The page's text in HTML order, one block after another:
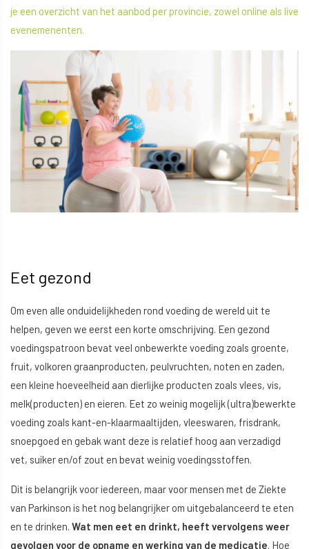
je een overzicht van het aanbod per provincie, zowel online als live
evenemenenten.
Eet gezond
Om even alle onduidelijkheden rond voeding de wereld uit te
helpen, geven we eerst een korte omschrijving. Een gezond
voedingspatroon bevat veel onbewerkte voeding zoals groente,
fruit, volkoren graanproducten, peulvruchten, noten en zaden,
een kleine hoeveelheid aan dierlijke producten zoals vlees, vis,
melk(producten) en eieren. Eet zo weinig mogelijk (ultra)bewerkte
voeding zoals kant-en-klaarmaaltijden, vleeswaren, frisdrank,
snoepgoed en gebak want deze is relatief hoog aan verzadigd
vet, suiker en/of zout en bevat weinig voedingsstoffen.
Dit is belangrijk voor iedereen, maar voor mensen met de Ziekte
van Parkinson is het nog belangrijker om uitgebalanceerd te eten
en te drinken. Wat men eet en drinkt, heeft vervolgens weer
gevolgen voor de opname en werking van de medicatie. Hoe